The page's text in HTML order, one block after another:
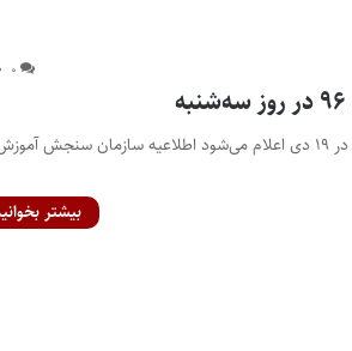
۰
نتایج نهایی مرحله تکمیل‌ظرفیت آزمون دکتری سال ۹۶ در ۱۹ دی اعلام می‌شود اطلاعیه سازمان سنجش
بیشتر